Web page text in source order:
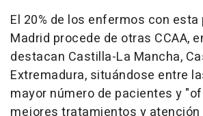
El 20% de los enfermos con
Madrid procede de otras CCAA,
destacan Castilla-La Mancha,
Extremadura, situándose entre
mayor número de pacientes y